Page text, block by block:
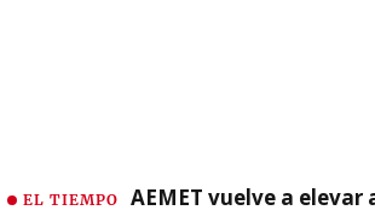
EL TIEMPO AEMET vuelve a